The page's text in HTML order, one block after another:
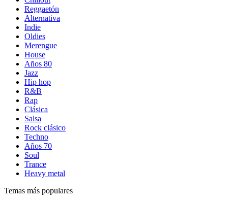
Reggaetón
Alternativa
Indie
Oldies
Merengue
House
Años 80
Jazz
Hip hop
R&B
Rap
Clásica
Salsa
Rock clásico
Techno
Años 70
Soul
Trance
Heavy metal
Temas más populares